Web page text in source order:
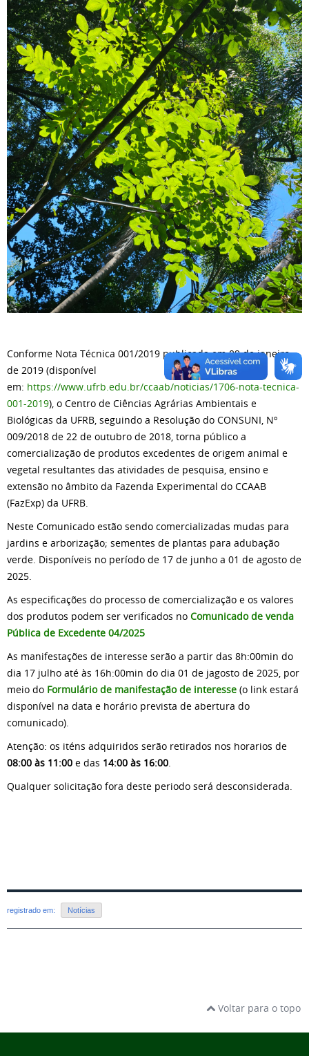
Conforme Nota Técnica 001/2019 publicada em 09 de janeiro
de 2019 (disponível
em: https://www.ufrb.edu.br/ccaab/noticias/1706-nota-tecnica-
001-2019), o Centro de Ciências Agrárias Ambientais e
Biológicas da UFRB, seguindo a Resolução do CONSUNI, Nº
009/2018 de 22 de outubro de 2018, torna público a
comercialização de produtos excedentes de origem animal e
vegetal resultantes das atividades de pesquisa, ensino e
extensão no âmbito da Fazenda Experimental do CCAAB
(FazExp) da UFRB.
Neste Comunicado estão sendo comercializadas mudas para
jardins e arborização; sementes de plantas para adubação
verde. Disponíveis no período de 17 de junho a 01 de agosto de
2025.
As especificações do processo de comercialização e os valores
dos produtos podem ser verificados no Comunicado de venda
Pública de Excedente 04/2025
As manifestações de interesse serão a partir das 8h:00min do
dia 17 julho até às 16h:00min do dia 01 de jagosto de 2025, por
meio do Formulário de manifestação de interesse (o link estará
disponível na data e horário prevista de abertura do
comunicado).
Atenção: os iténs adquiridos serão retirados nos horarios de
08:00 às 11:00 e das 14:00 às 16:00
Qualquer solicitação fora deste periodo será desconsiderada.
registrado em: Notícias
Voltar para o topo